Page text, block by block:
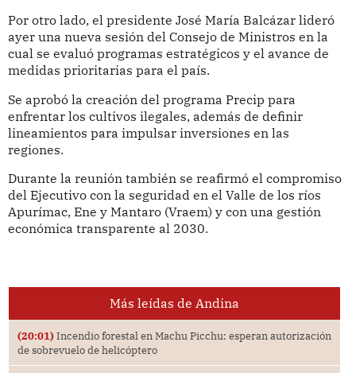
Por otro lado, el presidente José María Balcázar lideró
ayer una nueva sesión del Consejo de Ministros en la
cual se evaluó programas estratégicos y el avance de
medidas prioritarias para el país.
Se aprobó la creación del programa Precip para
enfrentar los cultivos ilegales, además de definir
lineamientos para impulsar inversiones en las
regiones.
Durante la reunión también se reafirmó el compromiso
del Ejecutivo con la seguridad en el Valle de los ríos
Apurímac, Ene y Mantaro (Vraem) y con una gestión
económica transparente al 2030.
Más leídas de Andina
(20:01) Incendio forestal en Machu Picchu: esperan autorización
de sobrevuelo de helicóptero